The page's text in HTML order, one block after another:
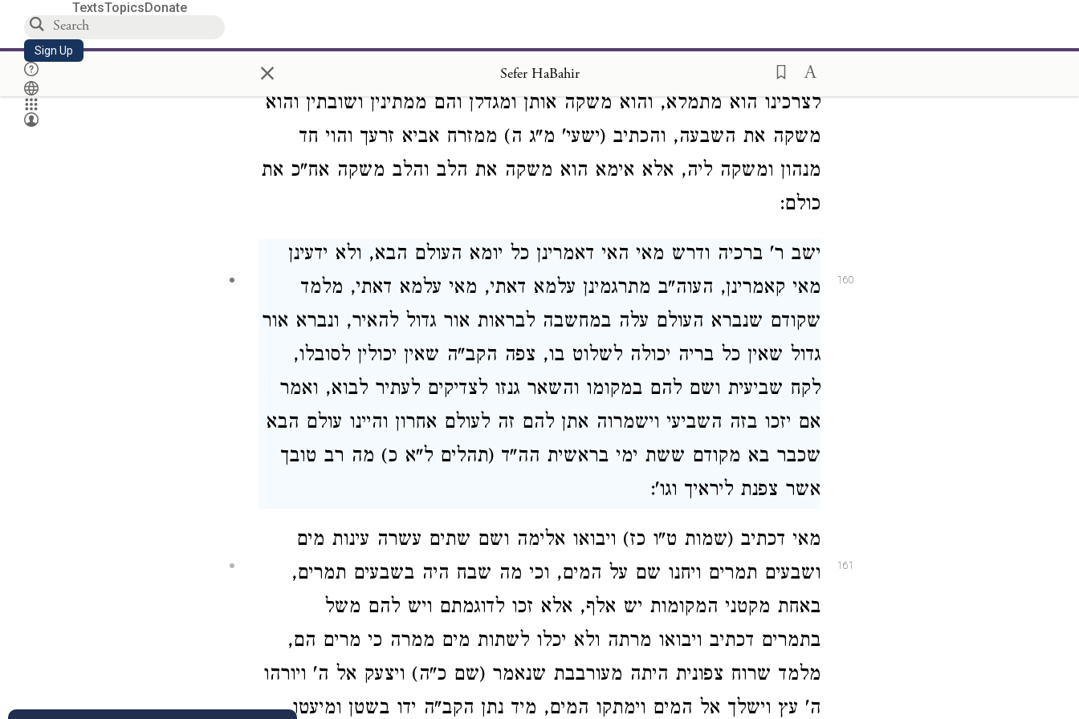
TextsTopicsDonate
Sign Up × Sefer HaBahir
וג' משמאלו, ומיד שפועל פעולה זו או מתמלא שמחים כולם, כי אמרו
לצרכינו הוא מתמלא, והוא משקה אותן ומגדלן והם ממתינין ושובתין והוא
משקה את השבעה, והכתיב (ישעי' מ"ג ה) ממזרח אביא זרעך והוי חד
מנהון ומשקה ליה, אלא אימא הוא משקה את הלב והלב משקה אח"כ את
כולם:
160
ישב ר' ברכיה ודרש מאי האי דאמרינן כל יומא העולם הבא, ולא ידעינן
מאי קאמרינן, העוה"ב מתרגמינן עלמא דאתי, מאי עלמא דאתי, מלמד
שקודם שנברא העולם עלה במחשבה לבראות אור גדול להאיר, ונברא אור
גדול שאין כל בריה יכולה לשלוט בו, צפה הקב"ה שאין יכולין לסובלו,
לקח שביעית ושם להם במקומו והשאר גנזו לצדיקים לעתיר לבוא, ואמר
אם יזכו בזה השביעי וישמרוה אתן להם זה לעולם אחרון והיינו עולם הבא
שכבר בא מקודם ששת ימי בראשית הה"ד (תהלים ל"א כ) מה רב טובך
אשר צפנת ליראיך וגו':
161
מאי דכתיב (שמות ט"ו כז) ויבואו אלימה ושם שתים עשרה עינות מים
ושבעים תמרים ויחנו שם על המים, וכי מה שבח היה בשבעים תמרים,
באחת מקטני המקומות יש אלף, אלא זכו לדוגמתם ויש להם משל
בתמרים דכתיב ויבואו מרתה ולא יכלו לשתות מים ממרה כי מרים הם,
מלמד שרוח צפונית היתה מעורבבת שנאמר (שם כ"ה) ויצעק אל ה' ויורהו
ה' עץ וישלך אל המים וימתקו המים, מיד נתן הקב"ה ידו בשטן ומיעטו,